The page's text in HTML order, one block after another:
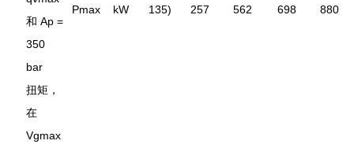
和 Ap =
350
bar
Pmax kW 135) 257 562 698 880
扭矩，
在
Vgmax